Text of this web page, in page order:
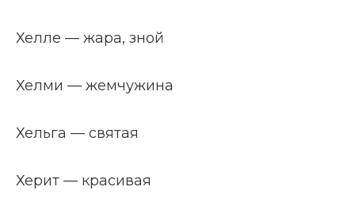
Хелле — жара, зной
Хелми — жемчужина
Хельга — святая
Херит — красивая